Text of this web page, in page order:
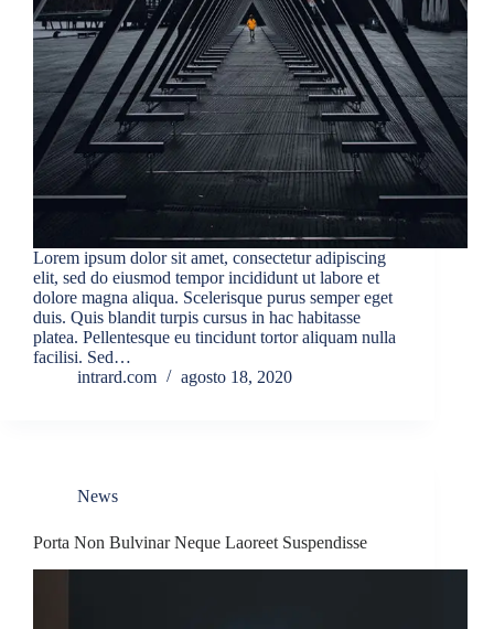
Lorem ipsum dolor sit amet, consectetur adipiscing
elit, sed do eiusmod tempor incididunt ut labore et
dolore magna aliqua. Scelerisque purus semper eget
duis. Quis blandit turpis cursus in hac habitasse
platea. Pellentesque eu tincidunt tortor aliquam nulla
facilisi. Sed…
intrard.com
agosto 18, 2020
News
Porta Non Bulvinar Neque Laoreet Suspendisse